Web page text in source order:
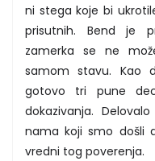
ni stega koje bi
prisutnih. Bend je
zamerka se ne
samom stavu. Kao
gotovo tri pune
dokazivanja.
nama koji smo došli
vredni tog poverenja.